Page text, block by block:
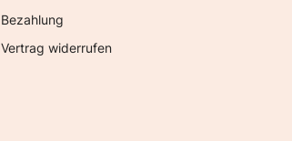
Bezahlung
Vertrag widerrufen